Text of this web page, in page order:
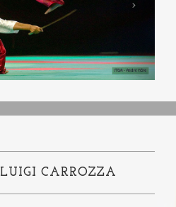
LUIGI CARROZZA